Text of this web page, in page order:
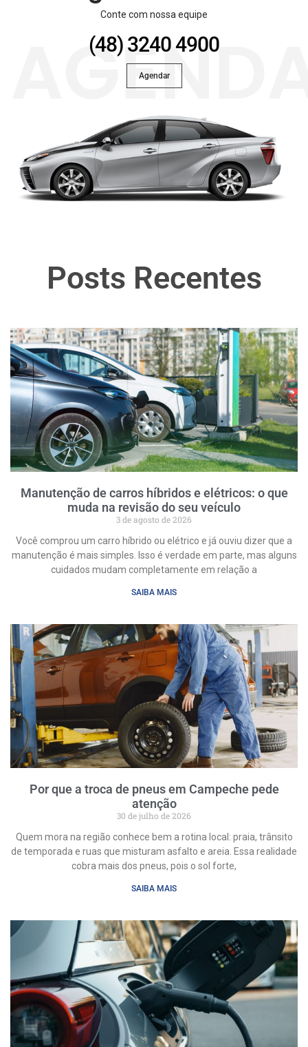
Conte com nossa equipe
(48) 3240 4900
Agendar
Posts Recentes
Manutenção de carros híbridos e elétricos: o que
muda na revisão do seu veículo
3 de agosto de 2026
Você comprou um carro híbrido ou elétrico e já ouviu dizer que a
manutenção é mais simples. Isso é verdade em parte, mas alguns
cuidados mudam completamente em relação a
SAIBA MAIS
Por que a troca de pneus em Campeche pede
atenção
30 de julho de 2026
Quem mora na região conhece bem a rotina local: praia, trânsito
de temporada e ruas que misturam asfalto e areia. Essa realidade
cobra mais dos pneus, pois o sol forte,
SAIBA MAIS